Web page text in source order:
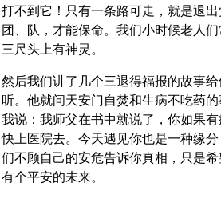
打不到它！只有一条路可走，就是退出
团、队，才能保命。我们小时候老人
三尺头上有神灵。
然后我们讲了几个三退得福报的故事给
听。他就问天安门自焚和生病不吃药的
我说：我师父在书中就说了，你如果有
快上医院去。今天遇见你也是一种缘分
们不顾自己的安危告诉你真相，只是希
有个平安的未来。